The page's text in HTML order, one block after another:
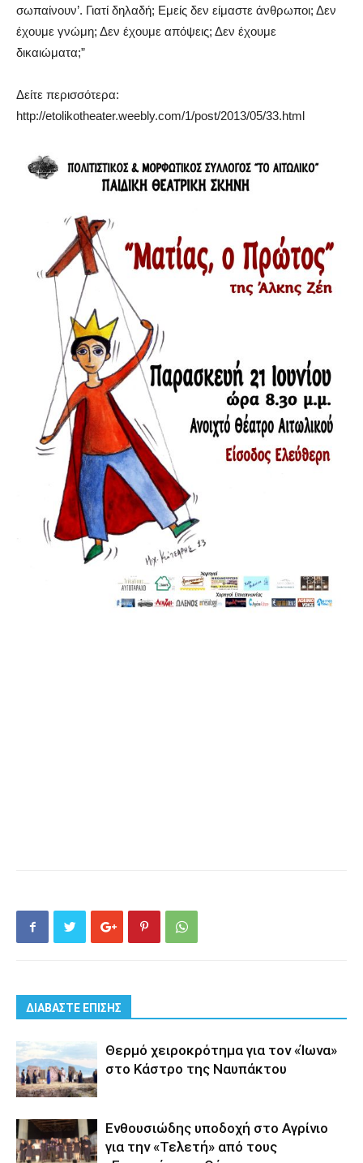
σωπαίνουν’. Γιατί δηλαδή; Εμείς δεν είμαστε άνθρωποι; Δεν
έχουμε γνώμη; Δεν έχουμε απόψεις; Δεν έχουμε
δικαιώματα;”
Δείτε περισσότερα:
http://etolikotheater.weebly.com/1/post/2013/05/33.html
ΔΙΑΒΑΣΤΕ ΕΠΙΣΗΣ
Θερμό χειροκρότημα για τον «Ίωνα»
στο Κάστρο της Ναυπάκτου
Ενθουσιώδης υποδοχή στο Αγρίνιο
για την «Τελετή» από τους